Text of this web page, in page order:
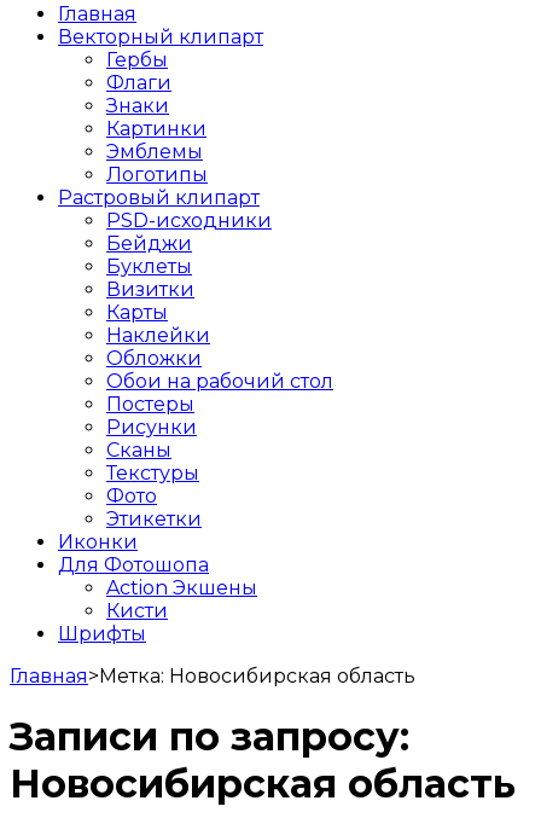
Главная
Векторный клипарт
Гербы
Флаги
Знаки
Картинки
Эмблемы
Логотипы
Растровый клипарт
PSD-исходники
Бейджи
Буклеты
Визитки
Карты
Наклейки
Обложки
Обои на рабочий стол
Постеры
Рисунки
Сканы
Текстуры
Фото
Этикетки
Иконки
Для Фотошопа
Action Экшены
Кисти
Шрифты
Главная>Метка: Новосибирская область
Записи по запросу:
Новосибирская область